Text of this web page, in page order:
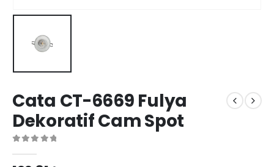
Cata CT-6669 Fulya
Dekoratif Cam Spot